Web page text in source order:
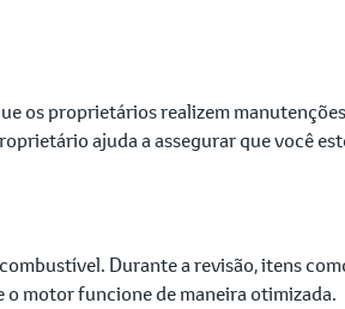
os proprietários realizem
ajuda a assegurar que você
Durante a revisão, itens
motor funcione de maneira otimizada.